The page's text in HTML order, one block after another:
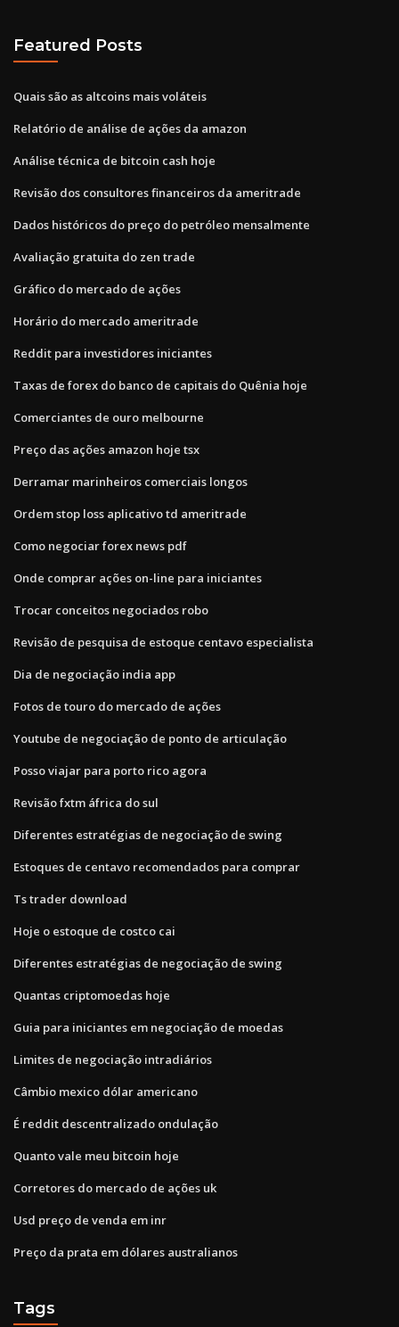
Featured Posts
Quais são as altcoins mais voláteis
Relatório de análise de ações da amazon
Análise técnica de bitcoin cash hoje
Revisão dos consultores financeiros da ameritrade
Dados históricos do preço do petróleo mensalmente
Avaliação gratuita do zen trade
Gráfico do mercado de ações
Horário do mercado ameritrade
Reddit para investidores iniciantes
Taxas de forex do banco de capitais do Quênia hoje
Comerciantes de ouro melbourne
Preço das ações amazon hoje tsx
Derramar marinheiros comerciais longos
Ordem stop loss aplicativo td ameritrade
Como negociar forex news pdf
Onde comprar ações on-line para iniciantes
Trocar conceitos negociados robo
Revisão de pesquisa de estoque centavo especialista
Dia de negociação india app
Fotos de touro do mercado de ações
Youtube de negociação de ponto de articulação
Posso viajar para porto rico agora
Revisão fxtm áfrica do sul
Diferentes estratégias de negociação de swing
Estoques de centavo recomendados para comprar
Ts trader download
Hoje o estoque de costco cai
Diferentes estratégias de negociação de swing
Quantas criptomoedas hoje
Guia para iniciantes em negociação de moedas
Limites de negociação intradiários
Câmbio mexico dólar americano
É reddit descentralizado ondulação
Quanto vale meu bitcoin hoje
Corretores do mercado de ações uk
Usd preço de venda em inr
Preço da prata em dólares australianos
Tags